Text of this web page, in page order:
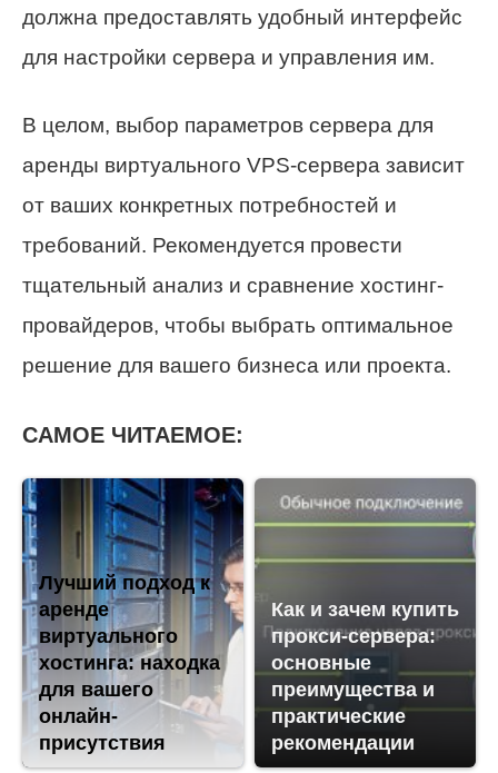
должна предоставлять удобный интерфейс
для настройки сервера и управления им.
В целом, выбор параметров сервера для
аренды виртуального VPS-сервера зависит
от ваших конкретных потребностей и
требований. Рекомендуется провести
тщательный анализ и сравнение хостинг-
провайдеров, чтобы выбрать оптимальное
решение для вашего бизнеса или проекта.
САМОЕ ЧИТАЕМОЕ:
Лучший подход к
аренде
виртуального
хостинга: находка
для вашего
онлайн-
присутствия
Как и зачем купить
прокси-сервера:
основные
преимущества и
практические
рекомендации